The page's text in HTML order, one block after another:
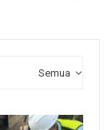
Semua